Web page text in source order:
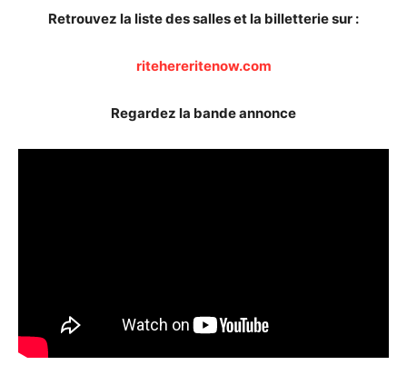
Retrouvez la liste des salles et la billetterie sur :
ritehereritenow.com
Regardez la bande annonce